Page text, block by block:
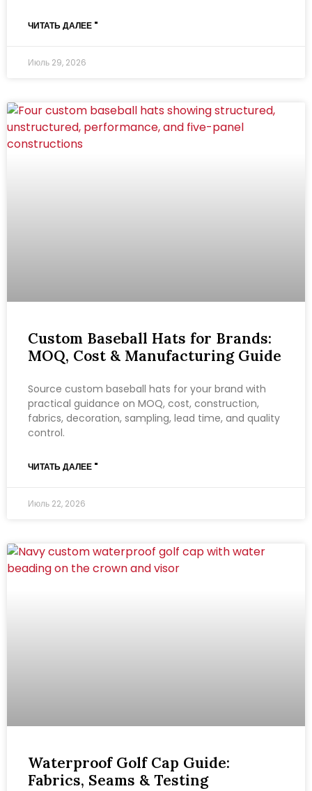
ЧИТАТЬ ДАЛЕЕ "
Июль 29, 2026
Custom Baseball Hats for Brands:
MOQ, Cost & Manufacturing Guide
Source custom baseball hats for your brand with
practical guidance on MOQ, cost, construction,
fabrics, decoration, sampling, lead time, and quality
control.
ЧИТАТЬ ДАЛЕЕ "
Июль 22, 2026
Waterproof Golf Cap Guide:
Fabrics, Seams & Testing